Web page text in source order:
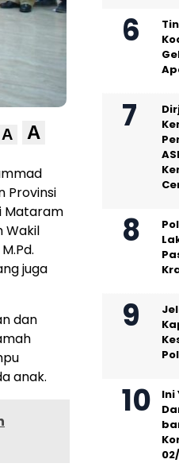
A A
Provinsi
Mataram
Wakil
juga
dan
anak.
Ini